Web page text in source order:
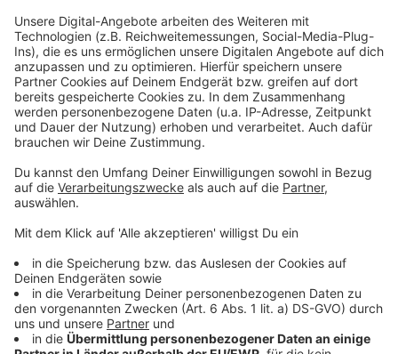
[20:59] Mit dem Fahrer in die Arbeit. Stattdazu
möchte er auch die Menschen aufs Rauh bringen
und deswegenbin ich von der Doris Kufner, von der
Marketingleiterin angerufen worden. Du, magst du
nicht mit deinen Gedanken und Ideen und deiner
Innensicht uns helfen das Bike Festival in Fahrt zu
bringen?
Und das finde ich natürlich super spannend und
deswegen bin ich auch untreu geworden.
Und warum ich es jetzt da hereinhole, es ist für mich
ein unheimlich gutes Beispiel für
Authentizität, für
Leidenschaft, die man da halt hereinbringt, die jetzt
natürlichdie von deiner Position ein bisschen
weggebracht hat, zumindest jetzt für dieses eine
Projekt.